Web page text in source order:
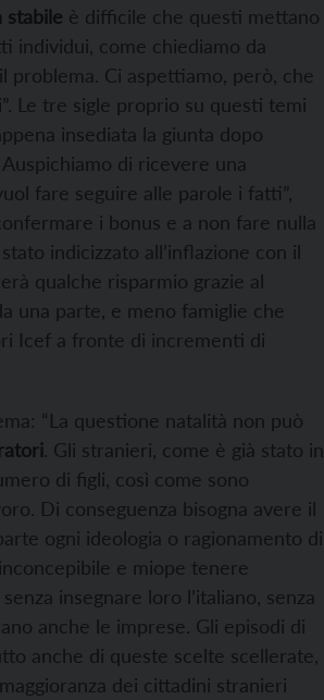
stabile è difficile che questi mettano
individui, come chiediamo da
Ci aspettiamo, però, che
Le tre sigle proprio su questi temi
insediata la giunta dopo
di ricevere una
fare seguire alle parole i fatti”,
i bonus e a non fare nulla
indicizzato all’inflazione con il
qualche risparmio grazie al
una parte, e meno famiglie che
Icef a fronte di incrementi di
“La questione natalità non può
. Gli stranieri, come è già stato in
di figli, così come sono
Di conseguenza bisogna avere il
ogni ideologia o ragionamento di
inconcepibile e miope tenere
insegnare loro l’italiano, senza
anche le imprese. Gli episodi di
anche di queste scelte scellerate,
dei cittadini stranieri